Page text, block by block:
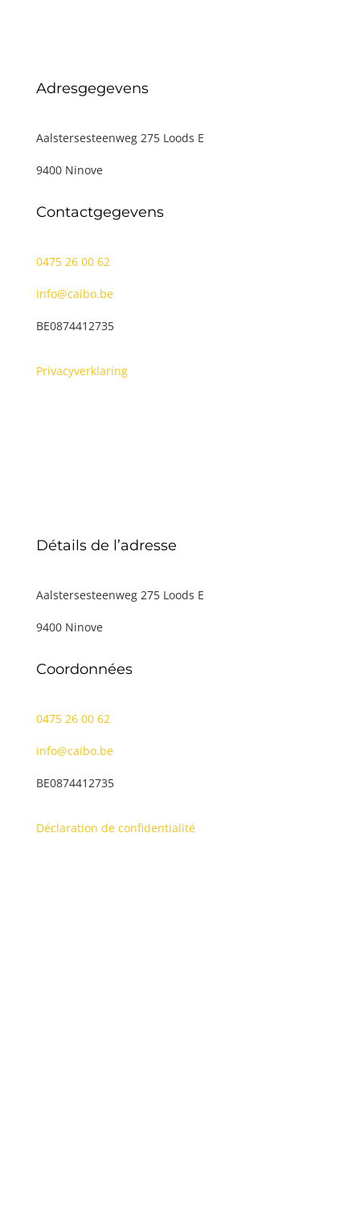
Adresgegevens
Aalstersesteenweg 275 Loods E
9400 Ninove
Contactgegevens
0475 26 00 62
info@caibo.be
BE0874412735
Privacyverklaring
Détails de l’adresse
Aalstersesteenweg 275 Loods E
9400 Ninove
Coordonnées
0475 26 00 62
info@caibo.be
BE0874412735
Déclaration de confidentialité